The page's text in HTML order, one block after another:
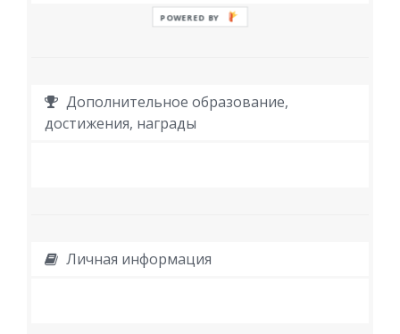
Дополнительное образование,
достижения, награды
Личная информация
POWERED BY